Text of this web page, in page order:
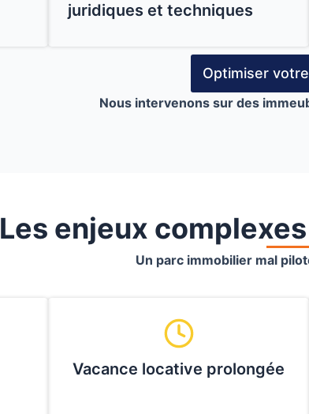
juridiques et techniques
Optimiser
Nous intervenons sur des
Les enjeux complexes
Un parc immobilier mal
Vacance locative prolongée